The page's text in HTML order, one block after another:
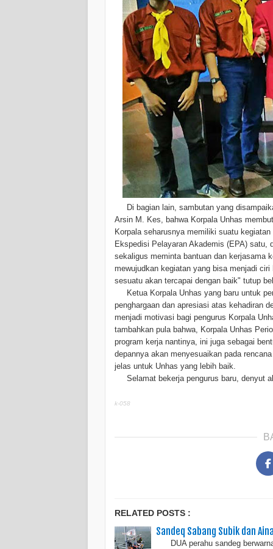
Di bagian lain, sambutan yang
Arsin M. Kes, bahwa Korpala Unhas
Korpala seharusnya memiliki suatu
Ekspedisi Pelayaran Akademis (EPA) satu,
sekaligus meminta bantuan dan kerjasama
mewujudkan kegiatan yang bisa menjadi
sesuatu akan tercapai dengan baik" tutup
Ketua Korpala Unhas yang baru untuk
penghargaan dan apresiasi atas kehadiran
menjadi motivasi bagi pengurus Korpala
tambahkan pula bahwa, Korpala Unhas
program kerja nantinya, ini juga sebagai
depannya akan menyesuaikan pada
jelas untuk Unhas yang lebih baik.
Selamat bekerja pengurus baru, denyut
k-058
RELATED POSTS :
Sandeq Sabang Subik dan
DUA perahu sandeg